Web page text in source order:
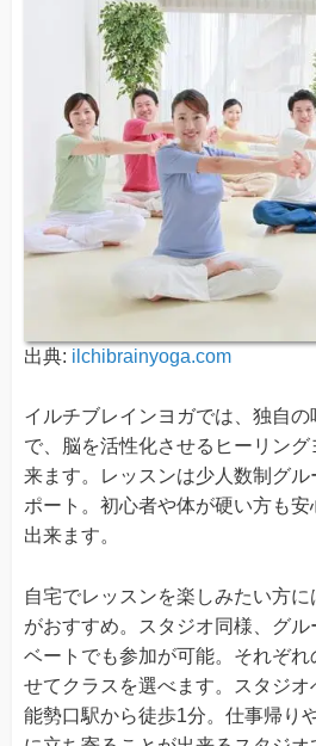
出典: ilchibrainyoga.com
イルチブレインヨガでは、独自
で、脳を活性化させるヒーリン
来ます。レッスンは少人数制グ
ポート。初心者や体が硬い方も
出来ます。
自宅でレッスンを楽しみたい方
がおすすめ。スタジオ同様、グル
ベートでも参加が可能。それぞ
せてクラスを選べます。スタジ
能勢口駅から徒歩1分。仕事帰り